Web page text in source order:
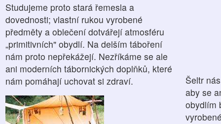
Studujeme proto stará řemesla a
dovednosti; vlastní rukou vyrobené
předměty a oblečení dotvářejí atmosféru
„primitivních" obydlí. Na delším táboření
nám proto nepřekážejí. Nezříkáme se ale
ani moderních tábornických doplňků, které
nám pomáhají uchovat si zdraví.
Šeltr
aby se
obydlím